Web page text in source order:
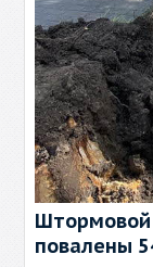
Штормовой
повалены